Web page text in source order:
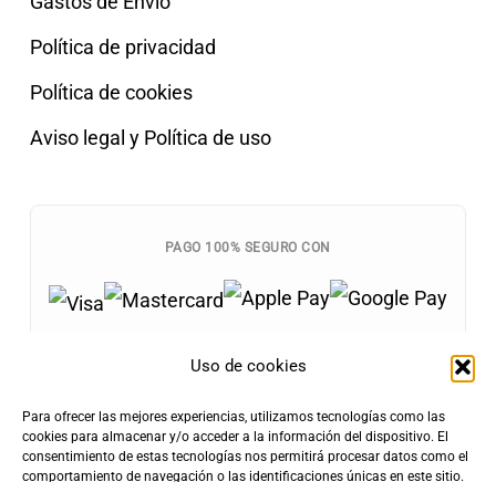
Uso de cookies
Para ofrecer las mejores experiencias, utilizamos tecnologías como las
cookies para almacenar y/o acceder a la información del dispositivo. El
consentimiento de estas tecnologías nos permitirá procesar datos como el
comportamiento de navegación o las identificaciones únicas en este sitio.
Política de privacidad
Política de cookies
Aviso legal y Política de uso
PAGO 100% SEGURO CON
Tarifa de Envío Entrega Rápida
Envíos Gratis
+100€